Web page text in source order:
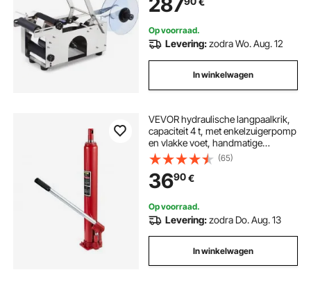
Op voorraad.
Levering:zodra Wo. Aug. 12
In winkelwagen
VEVOR hydraulische langpaalkrik,
capaciteit 4 t, met enkelzuigerpomp
en vlakke voet, handmatige
hoogwerkerkrik met handgreep,
voor garage-/werkplaatskranen,
motorhefinrichting, rood
(65)
3690€
Op voorraad.
Levering:zodra Do. Aug. 13
In winkelwagen